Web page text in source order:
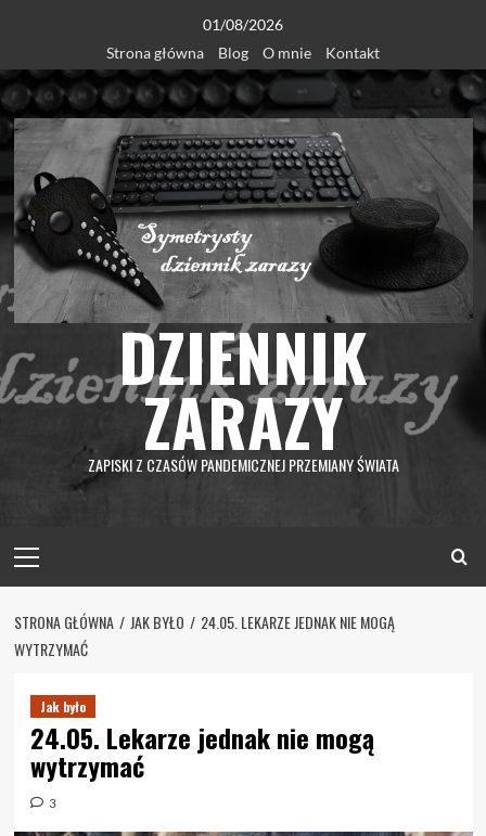
content
01/08/2026
Strona główna
Blog O mnie Kontakt
DZIENNIK
ZARAZY
ZAPISKI Z CZASÓW PANDEMICZNEJ PRZEMIANY ŚWIATA
Menu
STRONA GŁÓWNA JAK BYŁO
24.05. LEKARZE JEDNAK NIE MOGĄ
WYTRZYMAĆ
Jak było
24.05. Lekarze jednak nie mogą
wytrzymać
3